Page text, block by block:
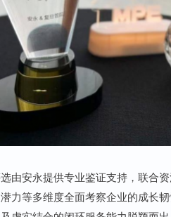
由安永提供专业鉴证支持，联合
力等多维度全面考察企业的成长